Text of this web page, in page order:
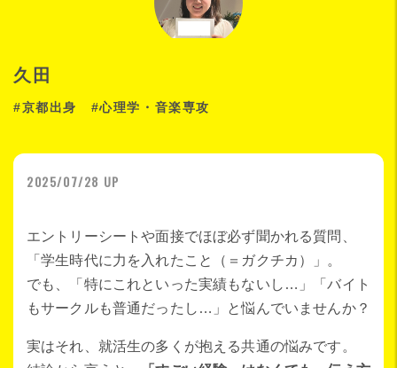
久田
#京都出身 #心理学・音楽専攻
2025/07/28 UP
エントリーシートや面接でほぼ必ず聞かれる質問、
「学生時代に力を入れたこと（＝ガクチカ）」。
でも、「特にこれといった実績もないし…」「バイト
もサークルも普通だったし…」と悩んでいませんか？
実はそれ、就活生の多くが抱える共通の悩みです。